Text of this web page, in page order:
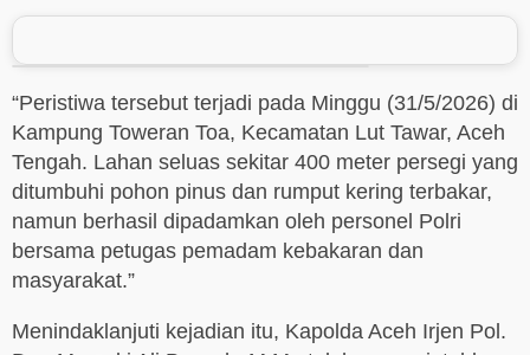
“Peristiwa tersebut terjadi pada Minggu (31/5/2026) di
Kampung Toweran Toa, Kecamatan Lut Tawar, Aceh
Tengah. Lahan seluas sekitar 400 meter persegi yang
ditumbuhi pohon pinus dan rumput kering terbakar,
namun berhasil dipadamkan oleh personel Polri
bersama petugas pemadam kebakaran dan
masyarakat.”
Menindaklanjuti kejadian itu, Kapolda Aceh Irjen Pol.